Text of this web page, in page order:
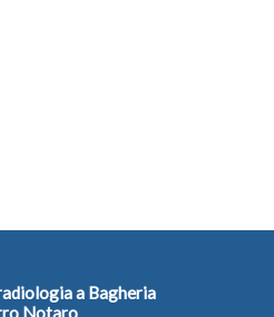
a Bagheria
Notaro